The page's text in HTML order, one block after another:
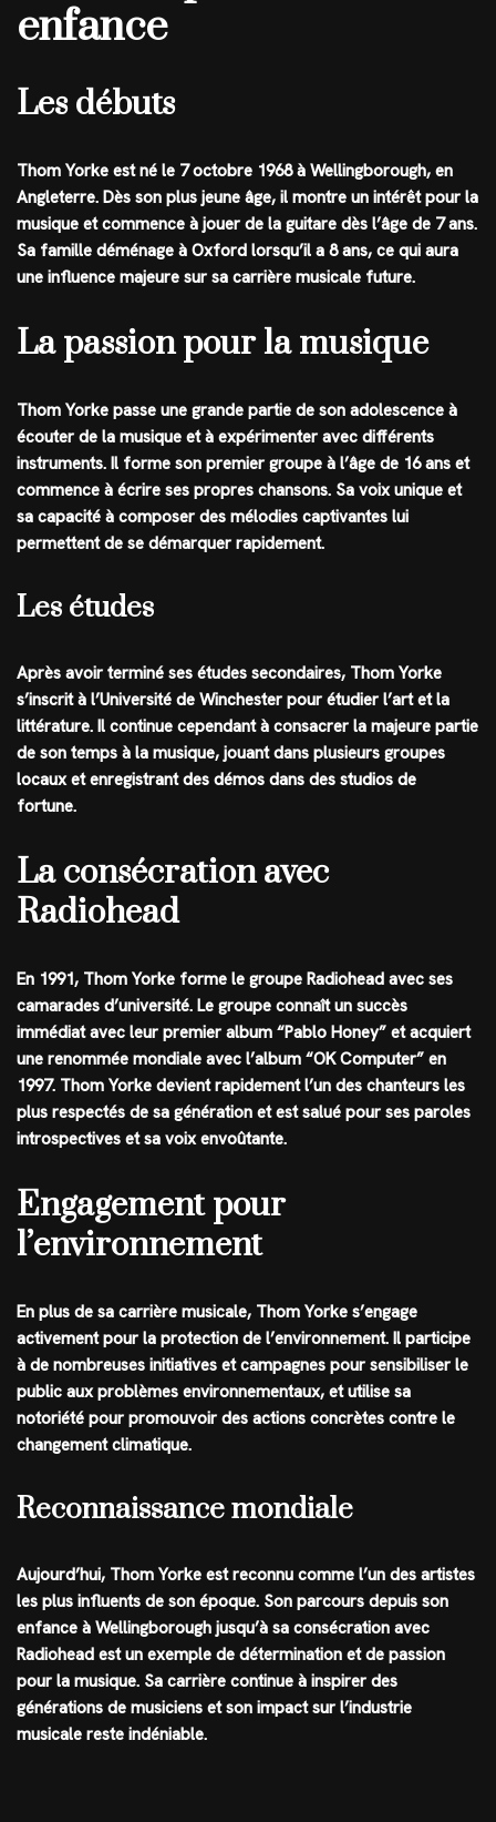
enfance
Les débuts
Thom Yorke est né le 7 octobre 1968 à Wellingborough, en
Angleterre. Dès son plus jeune âge, il montre un intérêt pour la
musique et commence à jouer de la guitare dès l’âge de 7 ans.
Sa famille déménage à Oxford lorsqu’il a 8 ans, ce qui aura
une influence majeure sur sa carrière musicale future.
La passion pour la musique
Thom Yorke passe une grande partie de son adolescence à
écouter de la musique et à expérimenter avec différents
instruments. Il forme son premier groupe à l’âge de 16 ans et
commence à écrire ses propres chansons. Sa voix unique et
sa capacité à composer des mélodies captivantes lui
permettent de se démarquer rapidement.
Les études
Après avoir terminé ses études secondaires, Thom Yorke
s’inscrit à l’Université de Winchester pour étudier l’art et la
littérature. Il continue cependant à consacrer la majeure partie
de son temps à la musique, jouant dans plusieurs groupes
locaux et enregistrant des démos dans des studios de
fortune.
La consécration avec
Radiohead
En 1991, Thom Yorke forme le groupe Radiohead avec ses
camarades d’université. Le groupe connaît un succès
immédiat avec leur premier album “Pablo Honey” et acquiert
une renommée mondiale avec l’album “OK Computer” en
1997. Thom Yorke devient rapidement l’un des chanteurs les
plus respectés de sa génération et est salué pour ses paroles
introspectives et sa voix envoûtante.
Engagement pour
l’environnement
En plus de sa carrière musicale, Thom Yorke s’engage
activement pour la protection de l’environnement. Il participe
à de nombreuses initiatives et campagnes pour sensibiliser le
public aux problèmes environnementaux, et utilise sa
notoriété pour promouvoir des actions concrètes contre le
changement climatique.
Reconnaissance mondiale
Aujourd’hui, Thom Yorke est reconnu comme l’un des artistes
les plus influents de son époque. Son parcours depuis son
enfance à Wellingborough jusqu’à sa consécration avec
Radiohead est un exemple de détermination et de passion
pour la musique. Sa carrière continue à inspirer des
générations de musiciens et son impact sur l’industrie
musicale reste indéniable.